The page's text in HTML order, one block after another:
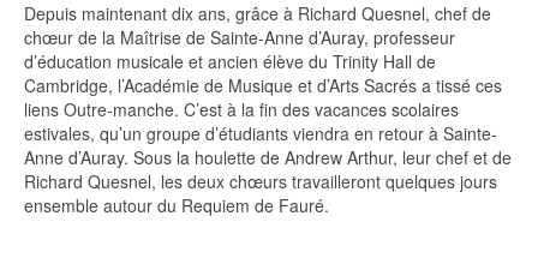
Depuis maintenant dix ans, grâce à Richard Quesnel, chef de
chœur de la Maîtrise de Sainte-Anne d’Auray, professeur
d’éducation musicale et ancien élève du Trinity Hall de
Cambridge, l’Académie de Musique et d’Arts Sacrés a tissé ces
liens Outre-manche. C’est à la fin des vacances scolaires
estivales, qu’un groupe d’étudiants viendra en retour à Sainte-
Anne d’Auray. Sous la houlette de Andrew Arthur, leur chef et de
Richard Quesnel, les deux chœurs travailleront quelques jours
ensemble autour du Requiem de Fauré.